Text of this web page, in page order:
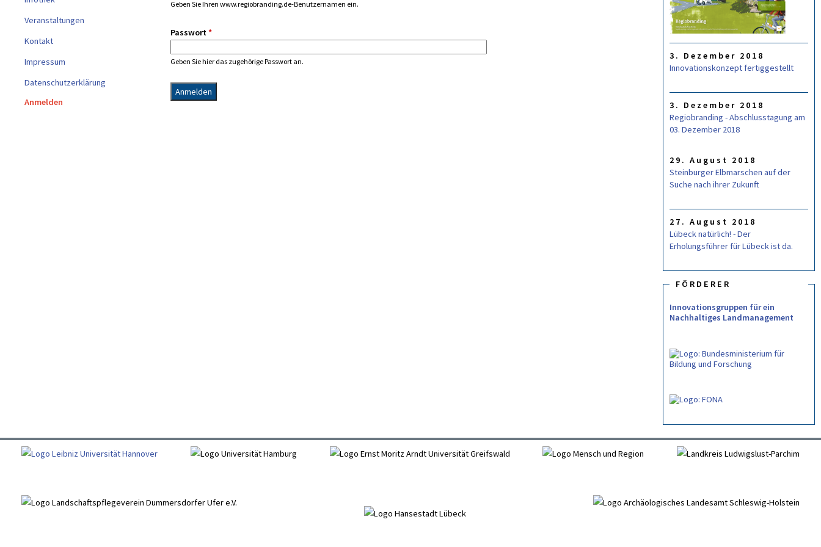
Veranstaltungen
Kontakt
Impressum
Datenschutzerklärung
Anmelden
R
E
I
E
R
Geben Sie Ihren www.regiobranding.de-Benutzernamen ein.
Passwort*
Geben Sie hier das zugehörige Passwort an.
A
3. Dezember 2018
Innovationskonzept fertiggestellt
3. Dezember 2018
Regiobranding - Abschlusstagung am
03. Dezember 2018
29. August 2018
Steinburger Elbmarschen auf der
Suche nach ihrer Zukunft
27. August 2018
Lübeck natürlich! - Der
Erholungsführer für Lübeck ist da.
FÖRDERER
Innovationsgruppen für ein
Nachhaltiges Landmanagement